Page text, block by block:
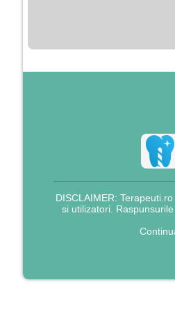
pentru bani.
DISCLAIMER:
si utilizatori.